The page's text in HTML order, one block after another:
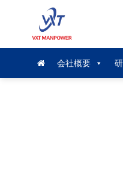
会社概要